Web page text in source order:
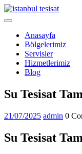
Skip
to
Open
Anasayfa
Bölgelerimiz
Servisler
Hizmetlerimiz
Blog
Close
Menu
Su Tesisat
21/07/202521/07/2025
admin admin
0
Su Tesisat